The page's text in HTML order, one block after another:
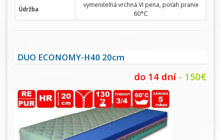
Údržba
vymeniteľná vrchná VI pena, poťah pranie
60°C
DUO ECONOMY-H40 20cm
do 14 dní - 150€